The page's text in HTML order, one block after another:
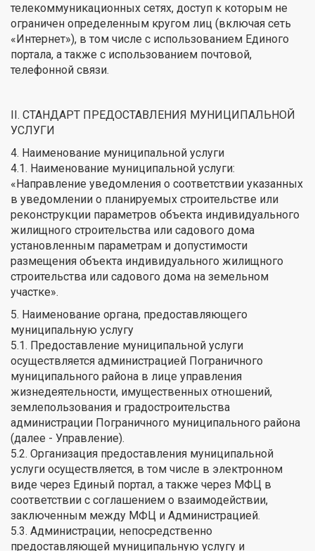
телекоммуникационных сетях, доступ к которым не
ограничен определенным кругом лиц (включая сеть
«Интернет»), в том числе с использованием Единого
портала, а также с использованием почтовой,
телефонной связи.
II. СТАНДАРТ ПРЕДОСТАВЛЕНИЯ МУНИЦИПАЛЬНОЙ
УСЛУГИ
4. Наименование муниципальной услуги
4.1. Наименование муниципальной услуги:
«Направление уведомления о соответствии указанных
в уведомлении о планируемых строительстве или
реконструкции параметров объекта индивидуального
жилищного строительства или садового дома
установленным параметрам и допустимости
размещения объекта индивидуального жилищного
строительства или садового дома на земельном
участке».
5. Наименование органа, предоставляющего
муниципальную услугу
5.1. Предоставление муниципальной услуги
осуществляется администрацией Пограничного
муниципального района в лице управления
жизнедеятельности, имущественных отношений,
землепользования и градостроительства
администрации Пограничного муниципального района
(далее - Управление).
5.2. Организация предоставления муниципальной
услуги осуществляется, в том числе в электронном
виде через Единый портал, а также через МФЦ в
соответствии с соглашением о взаимодействии,
заключенным между МФЦ и Администрацией.
5.3. Администрации, непосредственно
предоставляющей муниципальную услугу и